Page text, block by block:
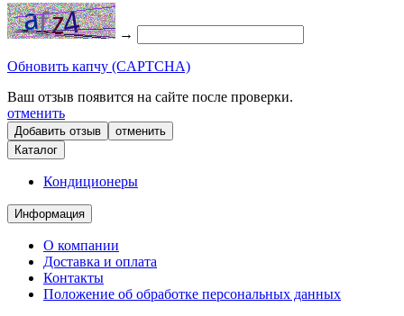
→
Обновить капчу (CAPTCHA)
Ваш отзыв появится на сайте после проверки.
отменить
отменить
Каталог
Кондиционеры
Информация
О компании
Доставка и оплата
Контакты
Положение об обработке персональных данных